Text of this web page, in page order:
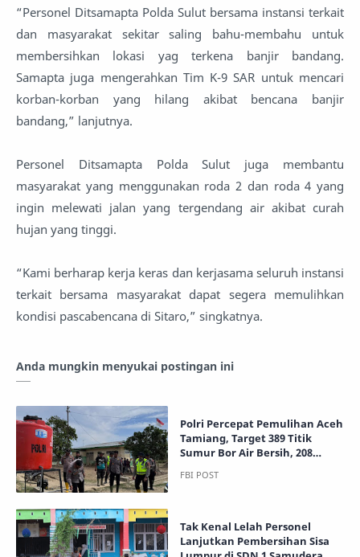
“Personel Ditsamapta Polda Sulut bersama instansi terkait
dan masyarakat sekitar saling bahu-membahu untuk
membersihkan lokasi yag terkena banjir bandang.
Samapta juga mengerahkan Tim K-9 SAR untuk mencari
korban-korban yang hilang akibat bencana banjir
bandang,” lanjutnya.
Personel Ditsamapta Polda Sulut juga membantu
masyarakat yang menggunakan roda 2 dan roda 4 yang
ingin melewati jalan yang tergendang air akibat curah
hujan yang tinggi.
“Kami berharap kerja keras dan kerjasama seluruh instansi
terkait bersama masyarakat dapat segera memulihkan
kondisi pascabencana di Sitaro,” singkatnya.
Anda mungkin menyukai postingan ini
Polri Percepat Pemulihan Aceh
Tamiang, Target 389 Titik
Sumur Bor Air Bersih, 208
Tak Kenal Lelah Personel
Lanjutkan Pembersihan Sisa